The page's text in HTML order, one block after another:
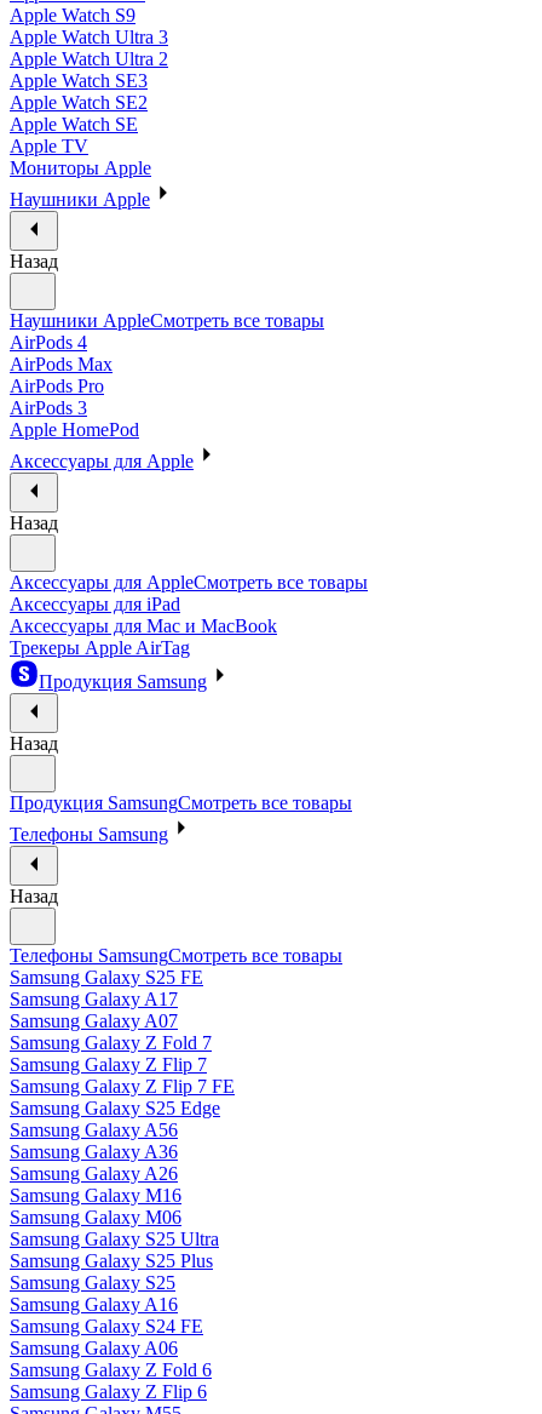
Apple Watch S9
Apple Watch Ultra 3
Apple Watch Ultra 2
Apple Watch SE3
Apple Watch SE2
Apple Watch SE
Apple TV
Мониторы Apple
Наушники Apple
Назад
Наушники AppleСмотреть все товары
AirPods 4
AirPods Max
AirPods Pro
AirPods 3
Apple HomePod
Аксессуары для Apple
Назад
Аксессуары для AppleСмотреть все товары
Аксессуары для iPad
Аксессуары для Mac и MacBook
Трекеры Apple AirTag
Продукция Samsung
Назад
Продукция SamsungСмотреть все товары
Телефоны Samsung
Назад
Телефоны SamsungСмотреть все товары
Samsung Galaxy S25 FE
Samsung Galaxy A17
Samsung Galaxy A07
Samsung Galaxy Z Fold 7
Samsung Galaxy Z Flip 7
Samsung Galaxy Z Flip 7 FE
Samsung Galaxy S25 Edge
Samsung Galaxy A56
Samsung Galaxy A36
Samsung Galaxy A26
Samsung Galaxy M16
Samsung Galaxy M06
Samsung Galaxy S25 Ultra
Samsung Galaxy S25 Plus
Samsung Galaxy S25
Samsung Galaxy A16
Samsung Galaxy S24 FE
Samsung Galaxy A06
Samsung Galaxy Z Fold 6
Samsung Galaxy Z Flip 6